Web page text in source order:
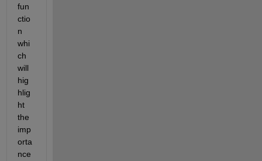
fun
ctio
n
whi
ch
will
hig
hlig
ht
the
imp
orta
nce